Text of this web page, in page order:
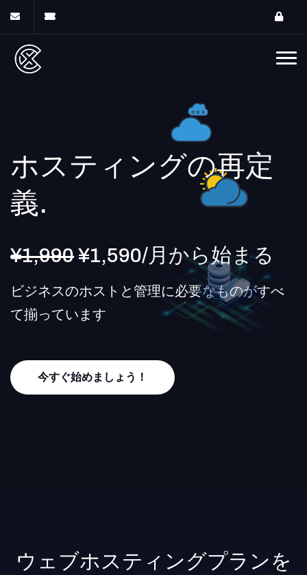
ホスティングの再定
義.
¥1,990¥1,590/月から始まる
ビジネスのホストと管理に必要なものがすべ
て揃っています
今すぐ始めましょう！
ウェブホスティングプランを